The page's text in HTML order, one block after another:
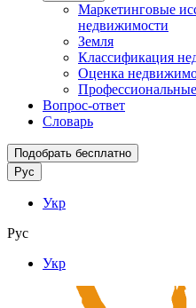
Маркетинговые
недвижимости
Земля
Классификация
Оценка
Вопрос-ответ
Словарь
Подобрать бесплатно
Рус
Укр
Рус
Укр